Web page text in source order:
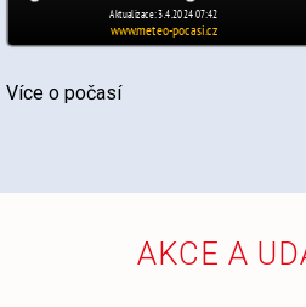
Více o počasí
AKCE A